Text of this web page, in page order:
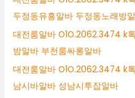
두정동유흥알바 두정동노래방
대전룸알바 O1O.2062.3474 k
밤알바 부천룸싸롱알바
대전룸알바 O1O.2062.3474 k
남시바알바 성남시투잡알바